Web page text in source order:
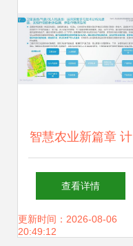
支点
智慧农业新篇章 计
算机软硬件技术驱
动农业信息科技发
查看详情
更新时间：2026-08-06
20:49:12